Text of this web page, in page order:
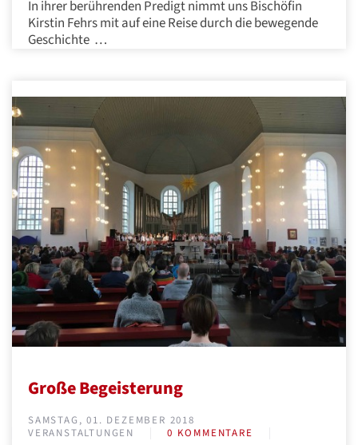
In ihrer berührenden Predigt nimmt uns Bischöfin
Kirstin Fehrs mit auf eine Reise durch die bewegende
Geschichte …
Große Begeisterung
SAMSTAG, 01. DEZEMBER 2018
VERANSTALTUNGEN
0 KOMMENTARE